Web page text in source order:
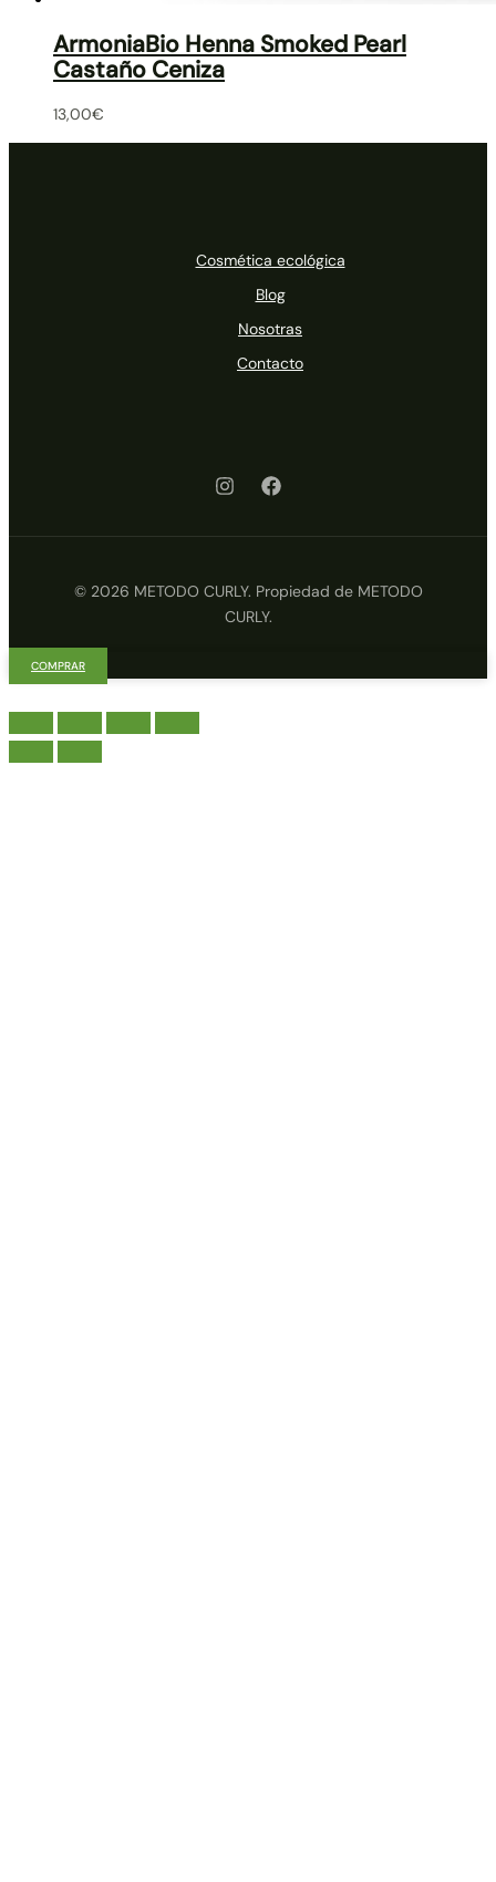
ArmoniaBio Henna Smoked Pearl
Castaño Ceniza
13,00€
Cosmética ecológica
Blog
Nosotras
Contacto
© 2026 METODO CURLY. Propiedad de METODO
CURLY.
COMPRAR